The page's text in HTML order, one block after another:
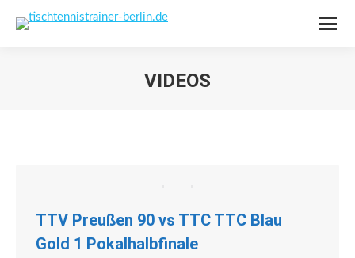
VIDEOS
TTV Preußen 90 vs TTC TTC Blau
Gold 1 Pokalhalbfinale